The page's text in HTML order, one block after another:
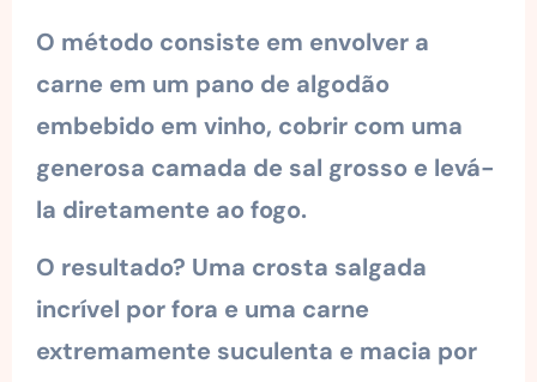
O método consiste em envolver a
carne em um pano de algodão
embebido em vinho, cobrir com uma
generosa camada de sal grosso e levá-
la diretamente ao fogo.
O resultado? Uma crosta salgada
incrível por fora e uma carne
extremamente suculenta e macia por